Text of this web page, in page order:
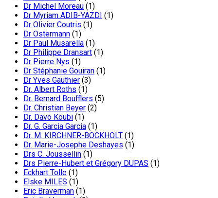
Dr Michel Moreau (1)
Dr Myriam ADIB-YAZDI (1)
Dr Olivier Coutris (1)
Dr Ostermann (1)
Dr Paul Musarella (1)
Dr Philippe Dransart (1)
Dr Pierre Nys (1)
Dr Stéphanie Gouiran (1)
Dr Yves Gauthier (3)
Dr. Albert Roths (1)
Dr. Bernard Boufflers (5)
Dr. Christian Beyer (2)
Dr. Davo Koubi (1)
Dr. G. Garcia Garcia (1)
Dr. M. KIRCHNER-BOCKHOLT (1)
Dr. Marie-Josephe Deshayes (1)
Drs C. Joussellin (1)
Drs Pierre-Hubert et Grégory DUPAS (1)
Eckhart Tolle (1)
Elske MILES (1)
Eric Braverman (1)